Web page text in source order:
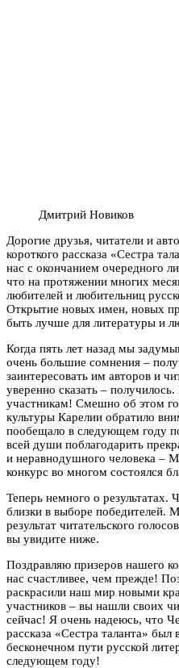
Дмитрий Новиков
Дорогие друзья, читатели и
короткого рассказа «Сестра
нас с окончанием очередного
что на протяжении многих
любителей и любительниц
Открытие новых имен, новых
быть лучше для литературы и
Когда пять лет назад мы
очень большие сомнения –
заинтересовать им авторов и
уверенно сказать –
участникам! Смешно об этом
культуры Карелии обратило
пообещало в следующем году
всей души поблагодарить
и неравнодушного человека –
конкурс во многом состоялся
Теперь немного о
близки в выборе победителей.
результат читательского
вы увидите ниже.
Поздравляю призеров нашего
нас счастливее, чем прежде!
раскрасили наш мир новыми
участников – вы нашли своих
сейчас! Я очень надеюсь, что
рассказа «Сестра таланта»
бесконечном пути русской
следующем году!